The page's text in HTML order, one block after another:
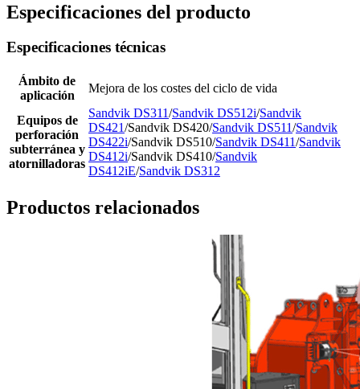
Especificaciones del producto
Especificaciones técnicas
Ámbito de
aplicación
Mejora de los costes del ciclo de vida
Equipos de
perforación
subterránea y
atornilladoras
Sandvik DS311/Sandvik DS512i/Sandvik
DS421/Sandvik DS420/Sandvik DS511/Sandvik
DS422i/Sandvik DS510/Sandvik DS411/Sandvik
DS412i/Sandvik DS410/Sandvik
DS412iE/Sandvik DS312
Productos relacionados